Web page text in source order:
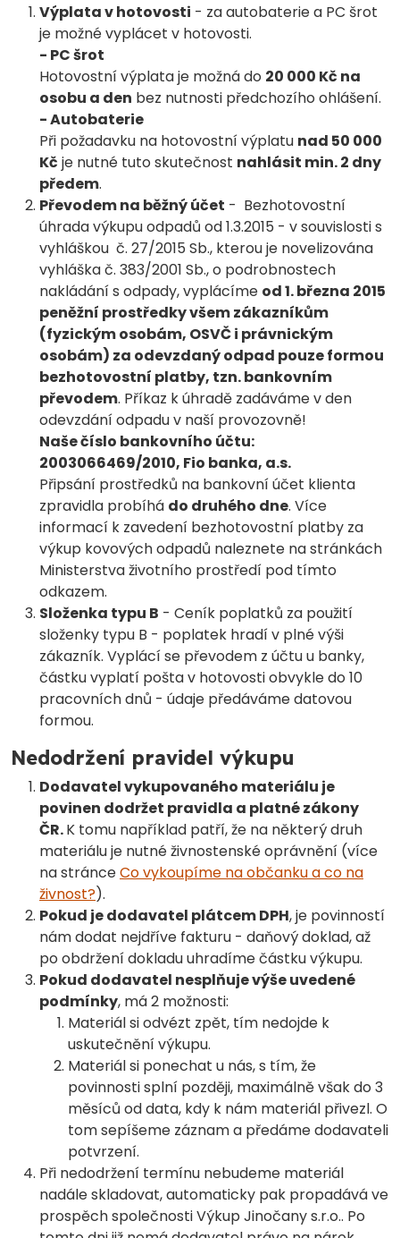
Výplata v hotovosti - za autobaterie a PC šrot
je možné vyplácet v hotovosti.
- PC šrot
Hotovostní výplata je možná do 20 000 Kč na
osobu a den bez nutnosti předchozího ohlášení.
- Autobaterie
Při požadavku na hotovostní výplatu nad 50 000
Kč je nutné tuto skutečnost nahlásit min. 2 dny
předem.
Převodem na běžný účet - Bezhotovostní
úhrada výkupu odpadů od 1.3.2015 - v souvislosti s
vyhláškou č. 27/2015 Sb., kterou je novelizována
vyhláška č. 383/2001 Sb., o podrobnostech
nakládání s odpady, vyplácíme od 1. března 2015
peněžní prostředky všem zákazníkům
(fyzickým osobám, OSVČ i právnickým
osobám) za odevzdaný odpad pouze formou
bezhotovostní platby, tzn. bankovním
převodem. Příkaz k úhradě zadáváme v den
odevzdání odpadu v naší provozovně!
Naše číslo bankovního účtu:
2003066469/2010, Fio banka, a.s.
Připsání prostředků na bankovní účet klienta
zpravidla probíhá do druhého dne. Více
informací k zavedení bezhotovostní platby za
výkup kovových odpadů naleznete na stránkách
Ministerstva životního prostředí pod tímto
odkazem.
Složenka typu B - Ceník poplatků za použití
složenky typu B - poplatek hradí v plné výši
zákazník. Vyplácí se převodem z účtu u banky,
částku vyplatí pošta v hotovosti obvykle do 10
pracovních dnů - údaje předáváme datovou
formou.
Nedodržení pravidel výkupu
Dodavatel vykupovaného materiálu je
povinen dodržet pravidla a platné zákony
ČR.K tomu například patří, že na některý druh
materiálu je nutné živnostenské oprávnění (více
na stránceCo vykoupíme na občanku a co na
živnost?).
Pokud je dodavatel plátcem DPH, je povinností
nám dodat nejdříve fakturu - daňový doklad, až
po obdržení dokladu uhradíme částku výkupu.
Pokud dodavatel nesplňuje výše uvedené
podmínky, má 2 možnosti:
Materiál si odvézt zpět, tím nedojde k
uskutečnění výkupu.
Materiál si ponechat u nás, s tím, že
povinnosti splní později, maximálně však do 3
měsíců od data, kdy k nám materiál přivezl. O
tom sepíšeme záznam a předáme dodavateli
potvrzení.
Při nedodržení termínu nebudeme materiál
nadále skladovat, automaticky pak propadává ve
prospěch společnosti Výkup Jinočany s.r.o.. Po